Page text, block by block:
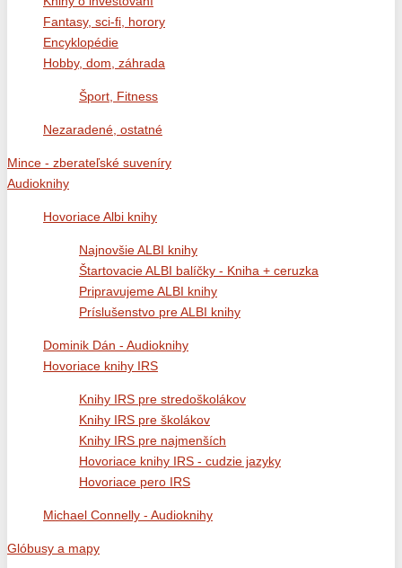
Fantasy, sci-fi, horory
Encyklopédie
Hobby, dom, záhrada
Šport, Fitness
Nezaradené, ostatné
Mince - zberateľské suveníry
Audioknihy
Hovoriace Albi knihy
Najnovšie ALBI knihy
Štartovacie ALBI balíčky - Kniha + ceruzka
Pripravujeme ALBI knihy
Príslušenstvo pre ALBI knihy
Dominik Dán - Audioknihy
Hovoriace knihy IRS
Knihy IRS pre stredoškolákov
Knihy IRS pre školákov
Knihy IRS pre najmenších
Hovoriace knihy IRS - cudzie jazyky
Hovoriace pero IRS
Michael Connelly - Audioknihy
Glóbusy a mapy